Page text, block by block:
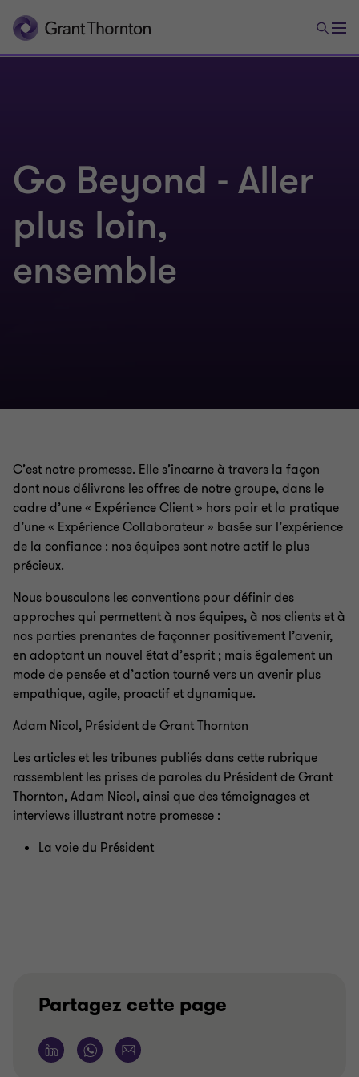
Go Beyond - Aller
plus loin,
ensemble
C’est notre promesse. Elle s’incarne à travers la façon
dont nous délivrons les offres de notre groupe, dans le
cadre d’une « Expérience Client» hors pair et la pratique
d’une « Expérience Collaborateur» basée sur l’expérience
de la confiance : nos équipes sont notre actif le plus
précieux.
Nous bousculons les conventions pour définir des
approches qui permettent à nos équipes, à nos clients et à
nos parties prenantes de façonner positivement l’avenir,
en adoptant un nouvel état d’esprit ; mais également un
mode de pensée et d’action tourné vers un avenir plus
empathique, agile, proactif et dynamique.
Adam Nicol, Président de Grant Thornton
Les articles et les tribunes publiés dans cette rubrique
rassemblent les prises de paroles du Président de Grant
Thornton, Adam Nicol, ainsi que des témoignages et
interviews illustrant notre promesse :
La voie du Président
Partagez cette page